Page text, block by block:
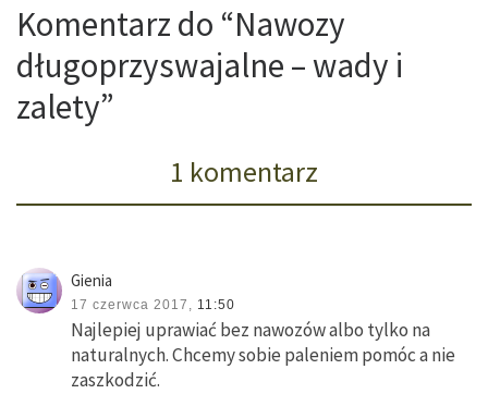
Komentarz do “Nawozy
długoprzyswajalne – wady i
zalety”
1 komentarz
Gienia
17 czerwca 2017, 11:50
Najlepiej uprawiać bez nawozów albo tylko na
naturalnych. Chcemy sobie paleniem pomóc a nie
zaszkodzić.